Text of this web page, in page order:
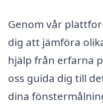
Genom vår
dig att jämföra
hjälp från erfarna
oss guida dig till
dina